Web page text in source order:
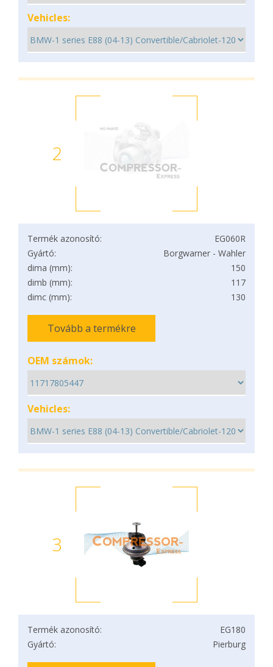
Vehicles:
2
Termék azonosító:
EG060R
Gyártó:
Borgwarner - Wahler
dima (mm):
150
dimb (mm):
117
dimc (mm):
130
Tovább a termékre
OEM számok:
Vehicles:
3
Termék azonosító:
EG180
Gyártó:
Pierburg